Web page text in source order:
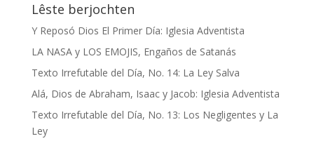
Lêste berjochten
Y Reposó Dios El Primer Día: Iglesia Adventista
LA NASA y LOS EMOJIS, Engaños de Satanás
Texto Irrefutable del Día, No. 14: La Ley Salva
Alá, Dios de Abraham, Isaac y Jacob: Iglesia Adventista
Texto Irrefutable del Día, No. 13: Los Negligentes y La
Ley